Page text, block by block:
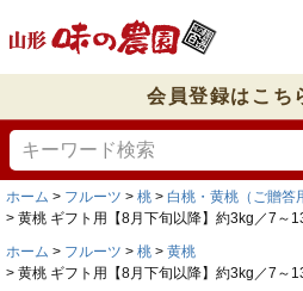
会員登録はこち
ホーム フルーツ 桃
白桃・黄桃（ご贈答
黄桃 ギフト用【8月下旬以降】約3kg／7～
ホーム
フルーツ 桃
黄桃
黄桃 ギフト用【8月下旬以降】約3kg／7～